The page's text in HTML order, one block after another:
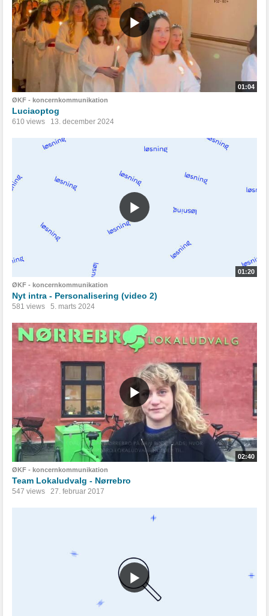
01:04
ØKF - koncernkommunikation
Luciaoptog
610 views 13. december 2024
01:20
ØKF - koncernkommunikation
Nyt intra - Personalisering (video 2)
581 views 5. marts 2024
02:40
ØKF - koncernkommunikation
Team Lokaludvalg - Nørrebro
547 views 27. februar 2017